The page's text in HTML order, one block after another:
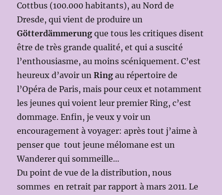
Cottbus (100.000 habitants), au Nord de
Dresde, qui vient de produire un
Götterdämmerung que tous les critiques disent
être de très grande qualité, et qui a suscité
l’enthousiasme, au moins scéniquement. C’est
heureux d’avoir unRing au répertoire de
l’Opéra de Paris, mais pour ceux et notamment
les jeunes qui voient leur premier Ring, c’est
dommage. Enfin, je veux y voir un
encouragement à voyager: après tout j’aime à
penser que tout jeune mélomane est un
Wanderer qui sommeille…
Du point de vue de la distribution, nous
sommes en retrait par rapport à mars 2011. Le